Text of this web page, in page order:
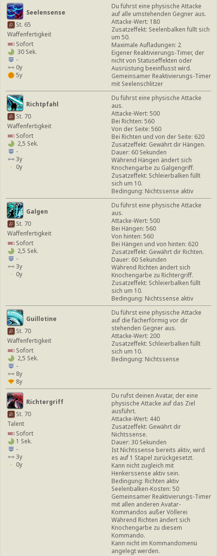
Seelensense
St. 65
Waffenfertigkeit
Sofort
30 Sek.
-
0y
5y
Du führst eine physische Attacke
auf alle umstehenden Gegner aus.
Attacke-Wert: 180
Zusatzeffekt: Seelenbalken füllt sich
um 50.
Maximale Aufladungen: 2
Eigener Reaktivierungs-Timer, der
nicht von Statuseffekten oder
Ausrüstung beeinflusst wird.
Gemeinsamer Reaktivierungs-Timer
mit Seelenschlitzer
Richtpfahl
St. 70
Waffenfertigkeit
Sofort
2,5 Sek.
-
3y
0y
Du führst eine physische Attacke
aus.
Attacke-Wert: 500
Bei Richten: 560
Von der Seite: 560
Bei Richten und von der Seite: 620
Zusatzeffekt: Gewährt dir Hängen.
Dauer: 60 Sekunden
Während Hängen ändert sich
Knochengarbe zu Galgengriff.
Zusatzeffekt: Schleierbalken füllt
sich um 10.
Bedingung: Nichtssense aktiv
Galgen
St. 70
Waffenfertigkeit
Sofort
2,5 Sek.
-
3y
0y
Du führst eine physische Attacke
aus.
Attacke-Wert: 500
Bei Hängen: 560
Von hinten: 560
Bei Hängen und von hinten: 620
Zusatzeffekt: Gewährt dir Richten.
Dauer: 60 Sekunden
Während Richten ändert sich
Knochengarbe zu Richtergriff.
Zusatzeffekt: Schleierbalken füllt
sich um 10.
Bedingung: Nichtssense aktiv
Guillotine
St. 70
Waffenfertigkeit
Sofort
2,5 Sek.
-
8y
8y
Du führst eine physische Attacke
auf die fächerförmig vor dir
stehenden Gegner aus.
Attacke-Wert: 200
Zusatzeffekt: Schleierbalken füllt
sich um 10.
Bedingung: Nichtssense
Richtergriff
St. 70
Talent
Sofort
1 Sek.
-
3y
0y
Du rufst deinen Avatar, der eine
physische Attacke auf das Ziel
ausführt.
Attacke-Wert: 440
Zusatzeffekt: Gewährt dir
Nichtssense.
Dauer: 30 Sekunden
Ist Nichtssense bereits aktiv, wird
es auf 1 Stapel zurückgesetzt.
Kann nicht zugleich mit
Henkerssense aktiv sein.
Bedingung: Richten aktiv
Seelenbalken-Kosten: 50
Gemeinsamer Reaktivierungs-Timer
mit allen anderen Avatar-
Kommandos außer Völlerei
Während Richten ändert sich
Knochengarbe zu diesem
Kommando.
Kann nicht im Kommandomenü
angelegt werden.